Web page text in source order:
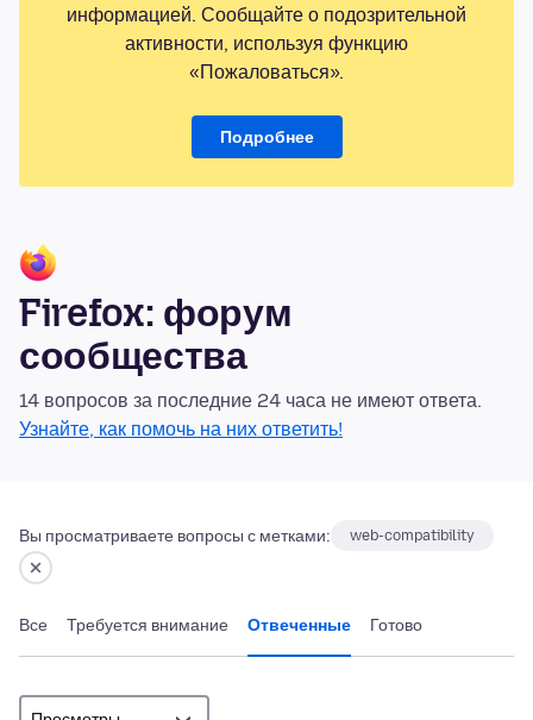
информацией. Сообщайте о подозрительной
активности, используя функцию
«Пожаловаться».
Подробнее
Firefox: форум
сообщества
14 вопросов за последние 24 часа не имеют ответа.
Узнайте, как помочь на них ответить!
Вы просматриваете вопросы с метками: web-compatibility
Все Требуется внимание Отвеченные Готово